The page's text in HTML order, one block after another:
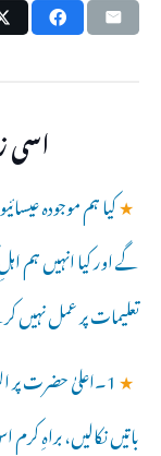
★کیا ہم موجودہ
گے اور کیا انہیں ہم
تعلیمات پر عمل نہیں
★ 1۔اعلیٰ حضرت پر
باتیں نکالیں، براہِ